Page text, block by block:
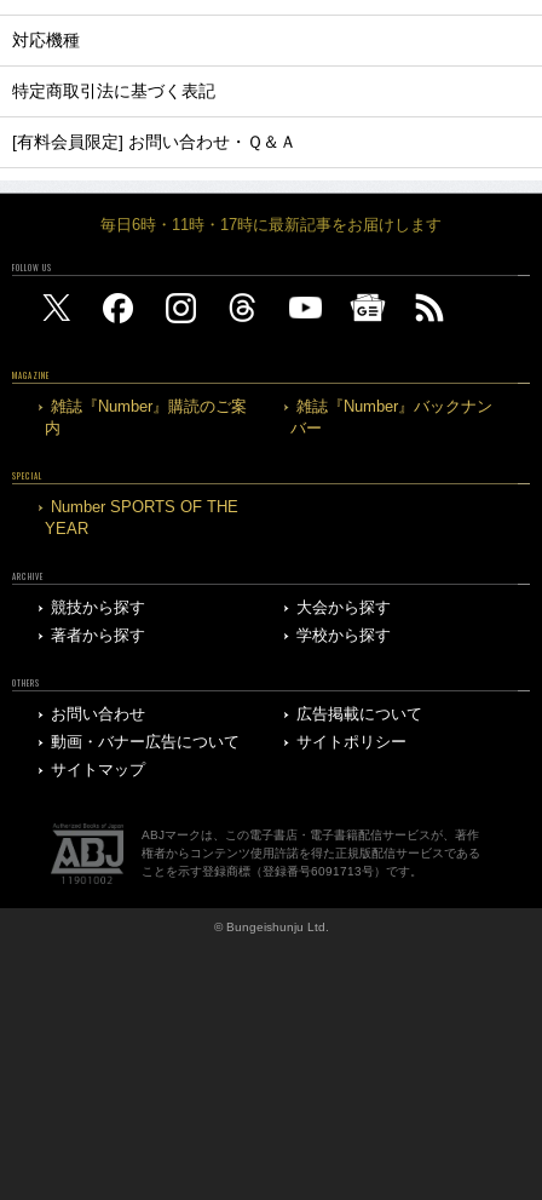
対応機種
特定商取引法に基づく表記
[有料会員限定] お問い合わせ・Ｑ＆Ａ
毎日6時・11時・17時に最新記事をお届けします
FOLLOW US
MAGAZINE
雑誌『Number』購読のご案
内
雑誌『Number』バックナン
バー
SPECIAL
Number SPORTS OF THE
YEAR
ARCHIVE
競技から探す
大会から探す
著者から探す
学校から探す
OTHERS
お問い合わせ
広告掲載について
動画・バナー広告について
サイトポリシー
サイトマップ
ABJマークは、この電子書店・電子書籍配信サービスが、著作
権者からコンテンツ使用許諾を得た正規版配信サービスである
ことを示す登録商標（登録番号6091713号）です。
© Bungeishunju Ltd.